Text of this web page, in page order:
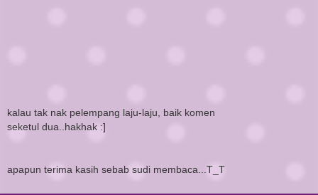
kalau tak nak pelempang laju-laju, baik komen
seketul dua..hakhak :]
apapun terima kasih sebab sudi membaca...T_T